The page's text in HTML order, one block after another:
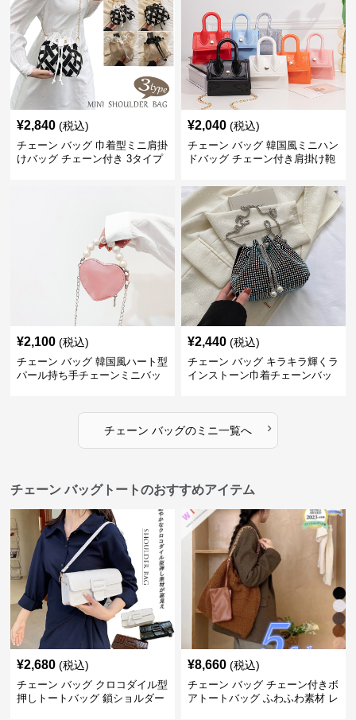
¥2,840 (税込)
チェーン バッグ 巾着型ミニ肩掛
けバッグ チェーン付き 3タイプ
¥2,040 (税込)
チェーン バッグ 韓国風ミニハン
ドバッグ チェーン付き肩掛け鞄
¥2,100 (税込)
チェーン バッグ 韓国風ハート型
パール持ち手チェーンミニバッ
¥2,440 (税込)
チェーン バッグ キラキラ輝くラ
インストーン巾着チェーンバッ
チェーン バッグのミニ一覧へ ›
チェーン バッグトートのおすすめアイテム
¥2,680 (税込)
チェーン バッグ クロコダイル型
押しトートバッグ 鎖ショルダー
¥8,660 (税込)
チェーン バッグ チェーン付きボ
アトートバッグ ふわふわ素材 レ